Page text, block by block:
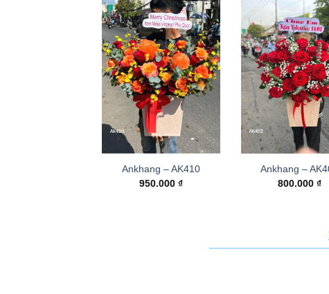
Ankhang – AK410
950.000 ₫
Ankhang –
800.000₫